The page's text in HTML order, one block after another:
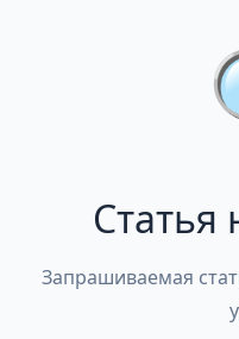
Статья
Запрашиваемая